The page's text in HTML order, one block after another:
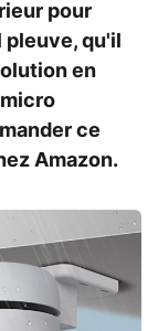
pour
qu'il
en
ce
Amazon.